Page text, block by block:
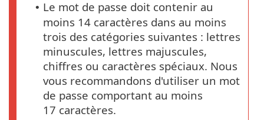
• Le mot de passe doit contenir au
moins 14 caractères dans au moins
trois des catégories suivantes : lettres
minuscules, lettres majuscules,
chiffres ou caractères spéciaux. Nous
vous recommandons d'utiliser un mot
de passe comportant au moins
17 caractères.